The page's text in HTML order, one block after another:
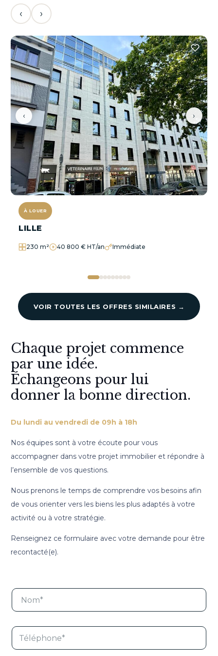
‹ ›
‹ ›
À LOUER
LILLE
230 m² 40 800 € HT/an Immédiate
VOIR TOUTES LES OFFRES SIMILAIRES →
Chaque projet commence
par une idée.
Échangeons pour lui
donner la bonne direction.
Du lundi au vendredi de 09h à 18h
Nos équipes sont à votre écoute pour vous
accompagner dans votre projet immobilier et répondre à
l’ensemble de vos questions.
Nous prenons le temps de comprendre vos besoins afin
de vous orienter vers les biens les plus adaptés à votre
activité ou à votre stratégie.
Renseignez ce formulaire avec votre demande pour être
recontacté(e).
N
m
T
l